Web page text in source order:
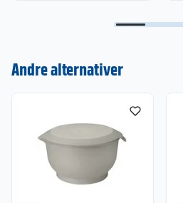
Andre alternativer
Om oss
Våre butikker
Våre merkevarer
Kontakt oss
Reklamasjon og garanti
Ofte stilte spørsmål